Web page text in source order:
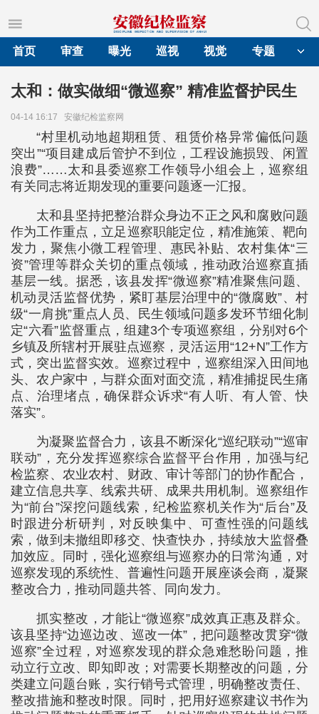
首页
审查 曝光 巡视 视觉 专题
太和：做实做细“微巡察” 精准监督护民生
04-14 16:17 安徽纪检监察网
“村里机动地超期租赁、租赁价格异常偏低问题
突出”“项目建成后管护不到位，工程设施损毁、闲置
浪费”……太和县委巡察工作领导小组会上，巡察组
有关同志将近期发现的重要问题逐一汇报。
太和县坚持把整治群众身边不正之风和腐败问题
作为工作重点，立足巡察职能定位，精准施策、靶向
发力，聚焦小微工程管理、惠民补贴、农村集体“三
资”管理等群众关切的重点领域，推动政治巡察直插
基层一线。据悉，该县发挥“微巡察”精准聚焦问题、
机动灵活监督优势，紧盯基层治理中的“微腐败”、村
级“一肩挑”重点人员、民生领域问题多发环节细化制
定“六看”监督重点，组建3个专项巡察组，分别对6个
乡镇及所辖村开展驻点巡察，灵活运用“12+N”工作方
式，突出监督实效。巡察过程中，巡察组深入田间地
头、农户家中，与群众面对面交流，精准捕捉民生痛
点、治理堵点，确保群众诉求“有人听、有人管、快
落实”。
为凝聚监督合力，该县不断深化“巡纪联动”“巡审
联动”，充分发挥巡察综合监督平台作用，加强与纪
检监察、农业农村、财政、审计等部门的协作配合，
建立信息共享、线索共研、成果共用机制。巡察组作
为“前台”深挖问题线索，纪检监察机关作为“后台”及
时跟进分析研判，对反映集中、可查性强的问题线
索，做到未撤组即移交、快查快办，持续放大监督叠
加效应。同时，强化巡察组与巡察办的日常沟通，对
巡察发现的系统性、普遍性问题开展座谈会商，凝聚
整改合力，推动同题共答、同向发力。
抓实整改，才能让“微巡察”成效真正惠及群众。
该县坚持“边巡边改、巡改一体”，把问题整改贯穿“微
巡察”全过程，对巡察发现的群众急难愁盼问题，推
动立行立改、即知即改；对需要长期整改的问题，分
类建立问题台账，实行销号式管理，明确整改责任、
整改措施和整改时限。同时，把用好巡察建议书作为